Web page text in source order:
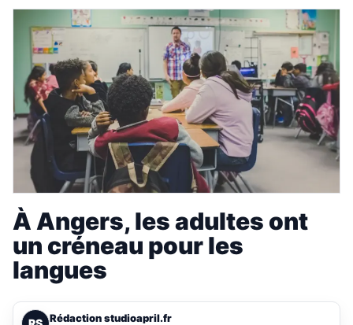
À Angers, les adultes ont
un créneau pour les
langues
Rédaction studioapril.fr